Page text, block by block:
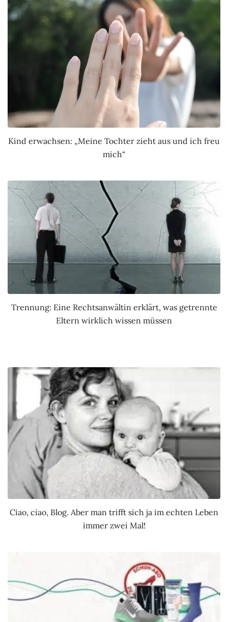
Kind erwachsen: „Meine Tochter zieht aus und ich freu
mich“
Trennung: Eine Rechtsanwältin erklärt, was getrennte
Eltern wirklich wissen müssen
Ciao, ciao, Blog. Aber man trifft sich ja im echten Leben
immer zwei Mal!